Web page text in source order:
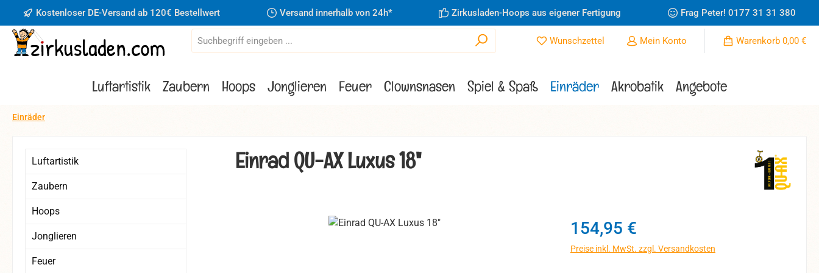
Hauptinhalt springen
Zur Suche springen
Zur Hauptnavigation springen
Kostenloser DE-Versand ab 120€ Bestellwert Versand innerhalb von 24h* Zirkusladen-Hoops aus eigener Fertigung Frag Peter! 0177 31 31 380
Wunschzettel Du hast 0 Produkte auf dem Merkzettel
Mein Konto Warenkorb 0,00 €
Luftartistik Zaubern Hoops Jonglieren Feuer Clownsnasen Spiel & Spaß Einräder Akrobatik Angebote
Einräder
Luftartistik
Zaubern
Hoops
Jonglieren
Feuer
Einrad QU-AX Luxus 18"
Bildergalerie überspringen Regulärer Preis:
154,95 €
Preise inkl. MwSt. zzgl. Versandkosten